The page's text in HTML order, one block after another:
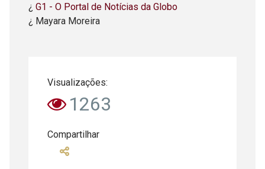
¿ G1 - O Portal de Notícias da Globo
¿ Mayara Moreira
Visualizações:
1263
Compartilhar